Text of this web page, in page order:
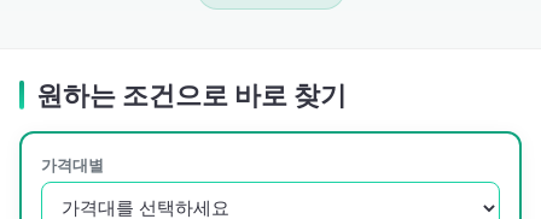
원하는 조건으로 바로 찾기
가격대별